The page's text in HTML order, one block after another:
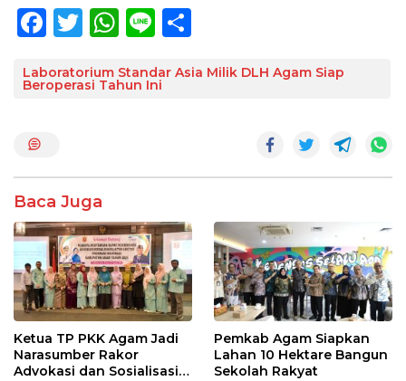
F
e
o
k
T
itt
W
at
p
Li
e ar
Laboratorium Standar Asia Milik DLH Agam Siap
Beroperasi Tahun Ini
Baca Juga
Ketua TP PKK Agam Jadi
Narasumber Rakor
Advokasi dan Sosialisasi
Pemkab Agam Siapkan
Lahan 10 Hektare Bangun
Sekolah Rakyat